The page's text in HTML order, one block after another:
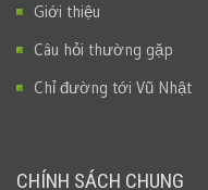
Giới thiệu
Câu hỏi thường gặp
Chỉ đường tới Vũ Nhật
CHÍNH SÁCH CHUNG